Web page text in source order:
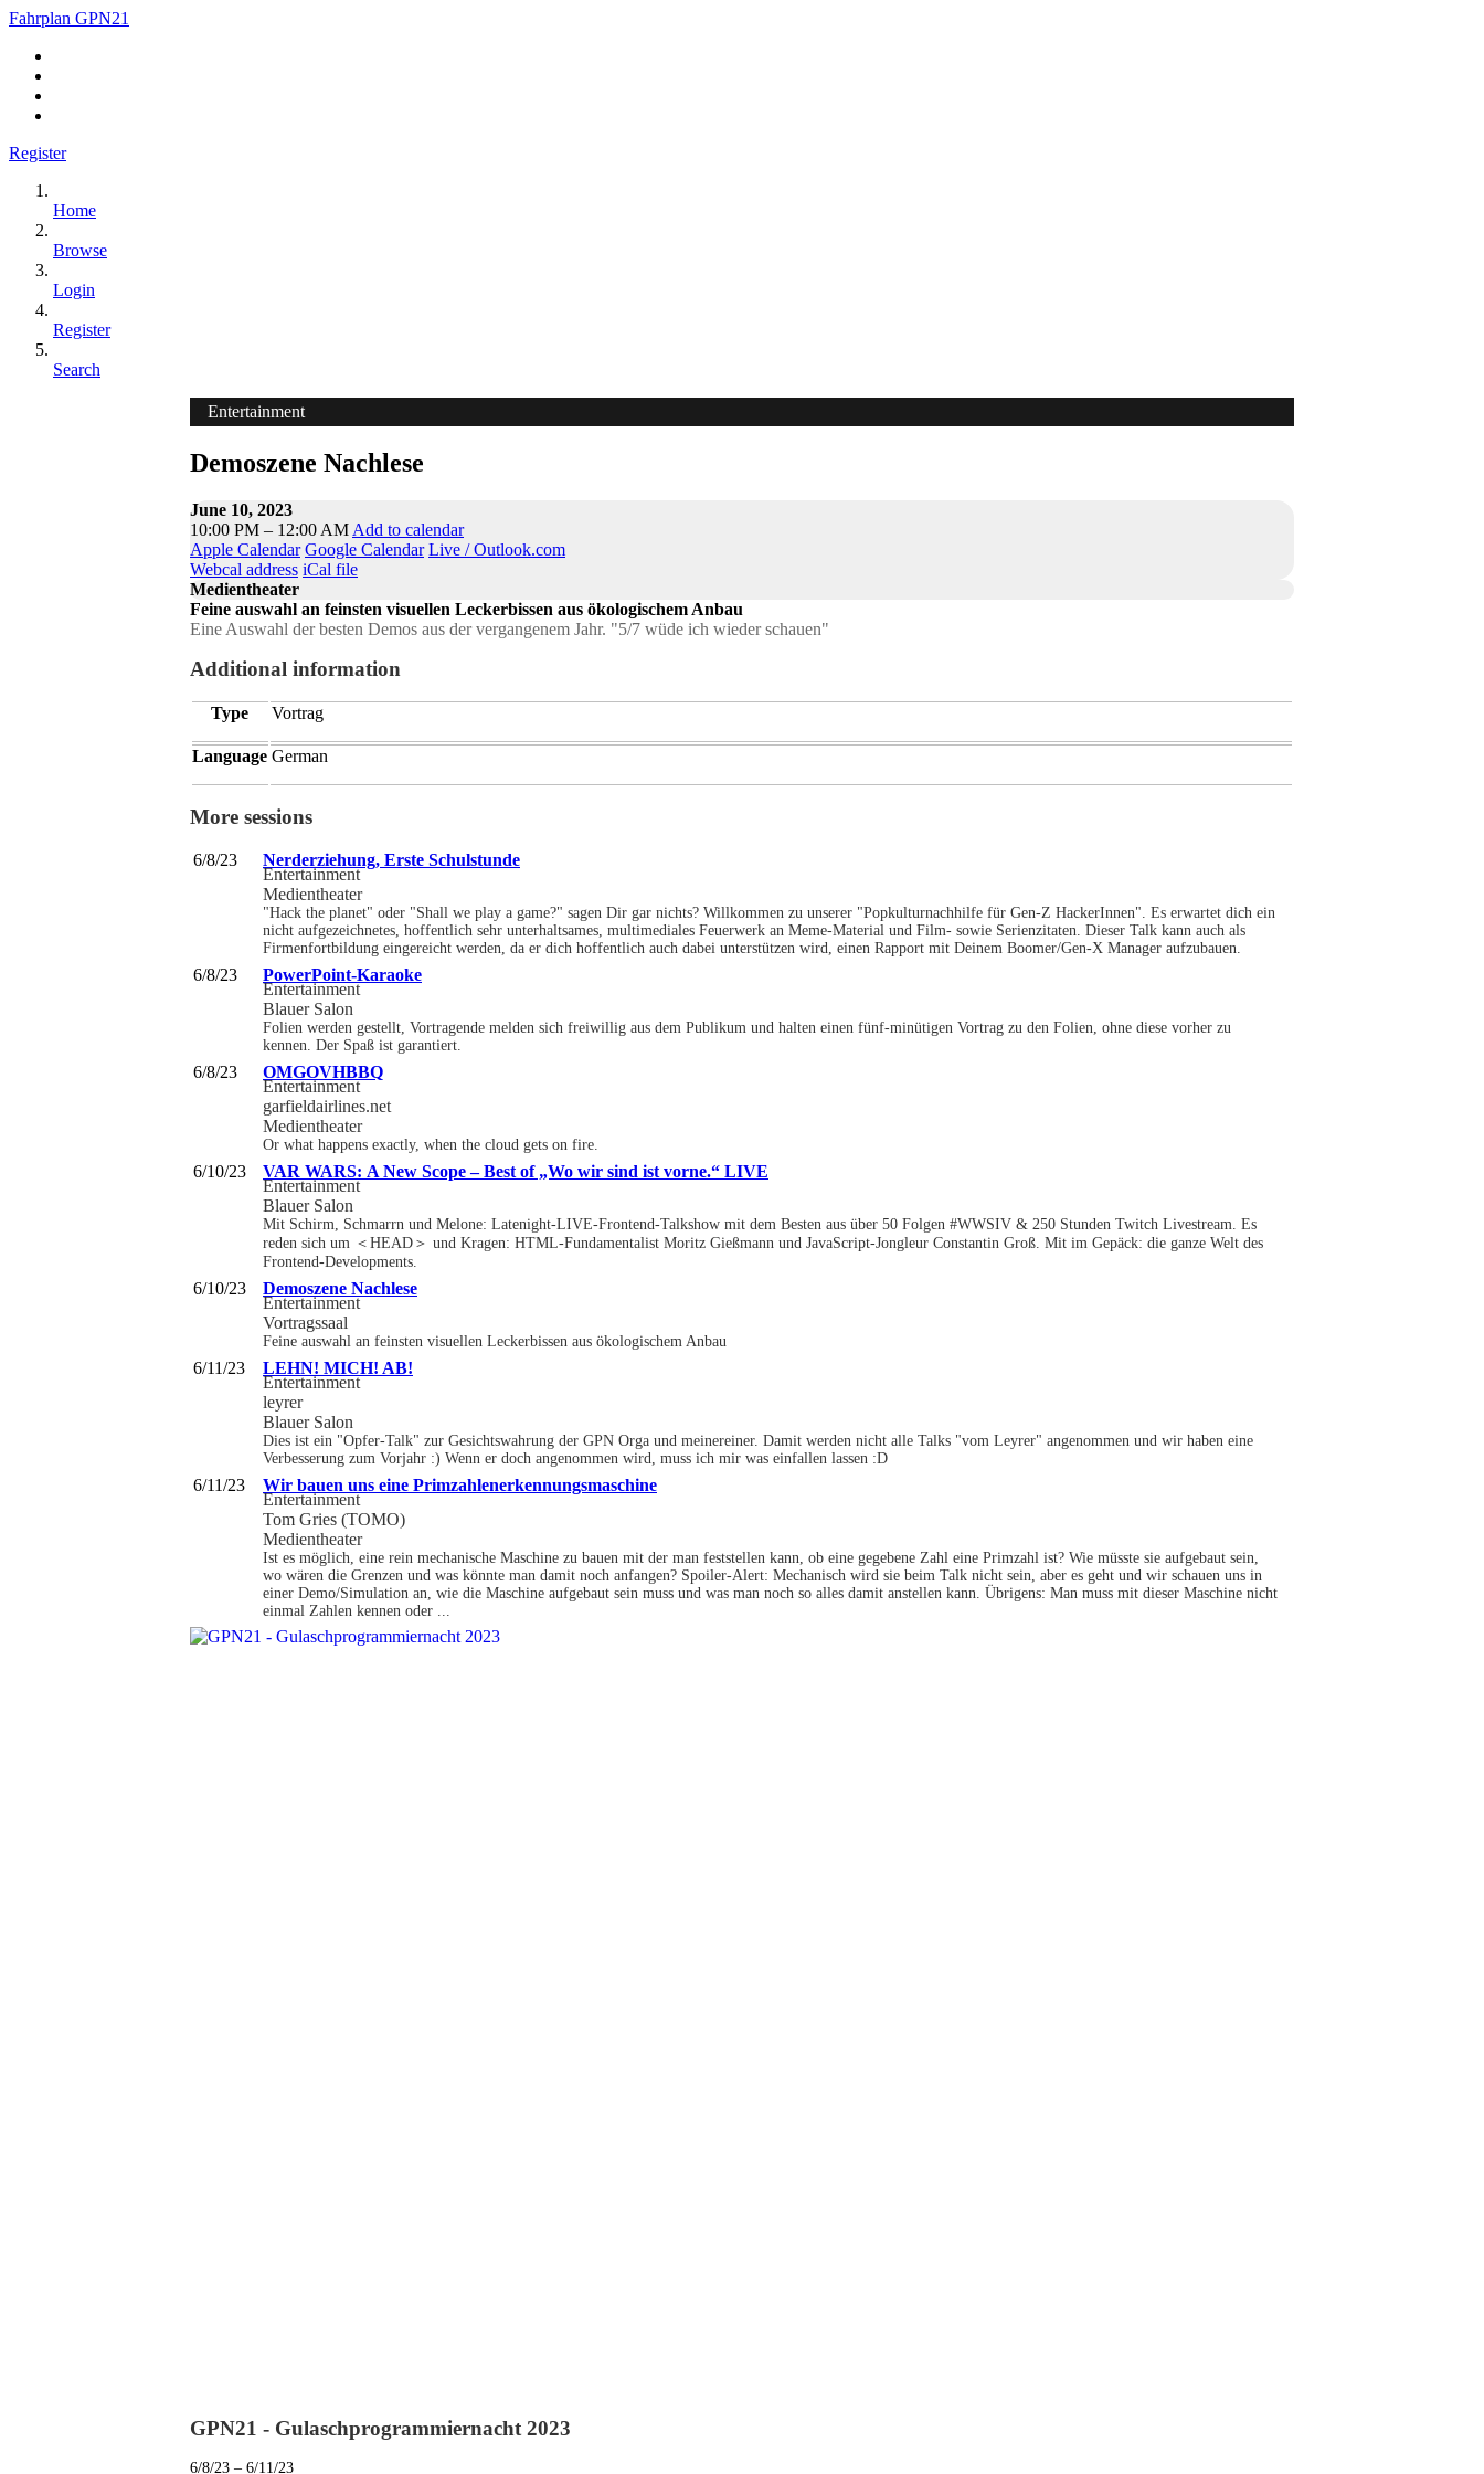
Fahrplan GPN21
Register
Home
Browse
Login
Register
Search
Entertainment
Demoszene Nachlese
June 10, 2023
10:00 PM – 12:00 AM Add to calendar
Apple Calendar Google Calendar Live / Outlook.com
Webcal address iCal file
Medientheater
Feine auswahl an feinsten visuellen Leckerbissen aus ökologischem Anbau
Eine Auswahl der besten Demos aus der vergangenem Jahr. "5/7 wüde ich wieder schauen"
Additional information
Type Vortrag
Language German
More sessions
6/8/23 Nerderziehung, Erste Schulstunde
Entertainment
Medientheater
"Hack the planet" oder "Shall we play a game?" sagen Dir gar nichts? Willkommen zu unserer "Popkulturnachhilfe für Gen-Z HackerInnen". Es erwartet dich ein
nicht aufgezeichnetes, hoffentlich sehr unterhaltsames, multimediales Feuerwerk an Meme-Material und Film- sowie Serienzitaten. Dieser Talk kann auch als
Firmenfortbildung eingereicht werden, da er dich hoffentlich auch dabei unterstützen wird, einen Rapport mit Deinem Boomer/Gen-X Manager aufzubauen.
6/8/23 PowerPoint-Karaoke
Entertainment
Blauer Salon
Folien werden gestellt, Vortragende melden sich freiwillig aus dem Publikum und halten einen fünf-minütigen Vortrag zu den Folien, ohne diese vorher zu
kennen. Der Spaß ist garantiert.
6/8/23 OMGOVHBBQ
Entertainment
garfieldairlines.net
Medientheater
Or what happens exactly, when the cloud gets on fire.
6/10/23 VAR WARS: A New Scope – Best of „Wo wir sind ist vorne.“ LIVE
Entertainment
Blauer Salon
Mit Schirm, Schmarrn und Melone: Latenight-LIVE-Frontend-Talkshow mit dem Besten aus über 50 Folgen #WWSIV & 250 Stunden Twitch Livestream. Es
reden sich um ＜HEAD＞ und Kragen: HTML-Fundamentalist Moritz Gießmann und JavaScript-Jongleur Constantin Groß. Mit im Gepäck: die ganze Welt des
Frontend-Developments.
6/10/23 Demoszene Nachlese
Entertainment
Vortragssaal
Feine auswahl an feinsten visuellen Leckerbissen aus ökologischem Anbau
6/11/23 LEHN! MICH! AB!
Entertainment
leyrer
Blauer Salon
Dies ist ein "Opfer-Talk" zur Gesichtswahrung der GPN Orga und meinereiner. Damit werden nicht alle Talks "vom Leyrer" angenommen und wir haben eine
Verbesserung zum Vorjahr :) Wenn er doch angenommen wird, muss ich mir was einfallen lassen :D
6/11/23 Wir bauen uns eine Primzahlenerkennungsmaschine
Entertainment
Tom Gries (TOMO)
Medientheater
Ist es möglich, eine rein mechanische Maschine zu bauen mit der man feststellen kann, ob eine gegebene Zahl eine Primzahl ist? Wie müsste sie aufgebaut sein,
wo wären die Grenzen und was könnte man damit noch anfangen? Spoiler-Alert: Mechanisch wird sie beim Talk nicht sein, aber es geht und wir schauen uns in
einer Demo/Simulation an, wie die Maschine aufgebaut sein muss und was man noch so alles damit anstellen kann. Übrigens: Man muss mit dieser Maschine nicht
einmal Zahlen kennen oder ...
GPN21 - Gulaschprogrammiernacht 2023
6/8/23 – 6/11/23